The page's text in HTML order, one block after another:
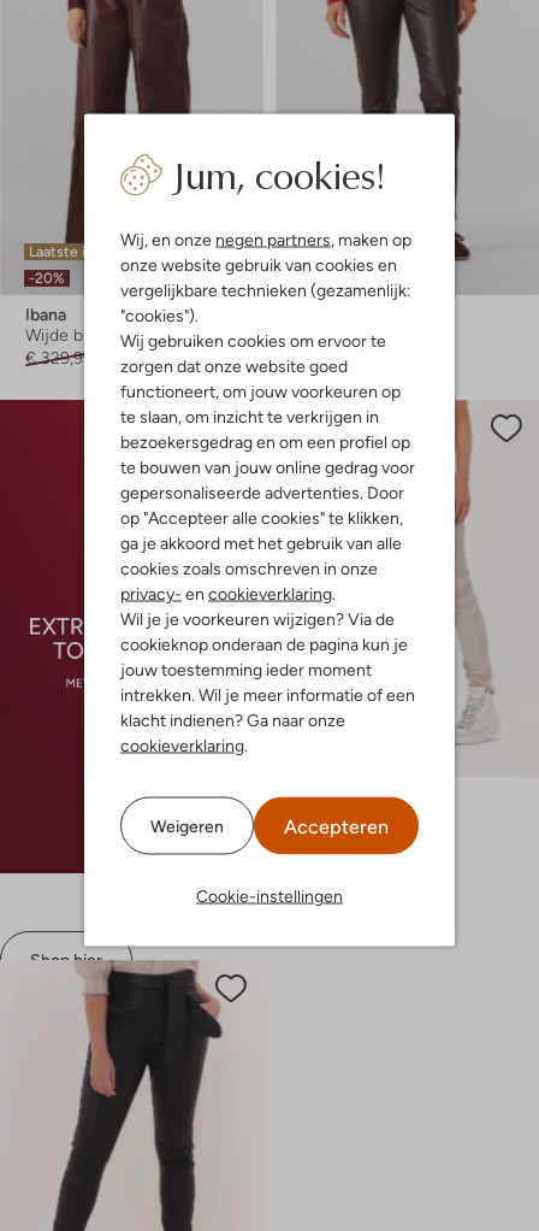
Jum, cookies!
Wij, en onze negen partners, maken op
onze website gebruik van cookies en
vergelijkbare technieken (gezamenlijk:
"cookies").
Wij gebruiken cookies om ervoor te
zorgen dat onze website goed
functioneert, om jouw voorkeuren op
te slaan, om inzicht te verkrijgen in
bezoekersgedrag en om een profiel op
te bouwen van jouw online gedrag voor
gepersonaliseerde advertenties. Door
op "Accepteer alle cookies" te klikken,
ga je akkoord met het gebruik van alle
cookies zoals omschreven in onze
privacy- en cookieverklaring.
Wil je je voorkeuren wijzigen? Via de
cookieknop onderaan de pagina kun je
jouw toestemming ieder moment
intrekken. Wil je meer informatie of een
klacht indienen? Ga naar onze
cookieverklaring.
Weigeren Accepteren
Cookie-instellingen
Laatste item
-20%
Ibana
Wijde broek
€ 329,99
€ 263,99
Laatste item
Pantalon
€ 459,99
Shop hier
Ibana
Pantalon
€ 449,95 € 179,99